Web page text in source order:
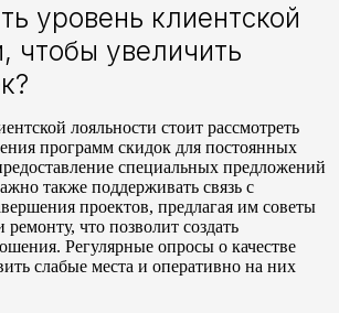
уровень клиентской
чтобы увеличить
лояльности стоит рассмотреть
программ скидок для постоянных
специальных предложений
также поддерживать связь с
проектов, предлагая им советы
что позволит создать
Регулярные опросы о качестве
слабые места и оперативно на них